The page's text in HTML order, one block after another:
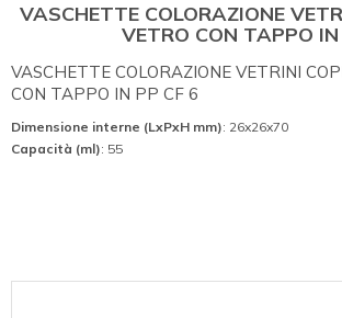
VASCHETTE COLORAZIONE
VETRO CON TAPPO
VASCHETTE COLORAZIONE VETRINI
CON TAPPO IN PP CF 6
Dimensione interne (LxPxH mm): 26x26x70
Capacità (ml): 55